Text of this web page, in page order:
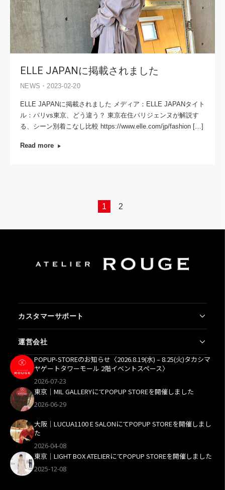
ELLE JAPANに掲載されました
NEWS・2023-02-20
ELLE JAPANに掲載されました メディア：ELLE JAPANタイト
ル：パリvs東京、どう違う？ 東京在住パリジェンヌが解説す
る、シーン別着こなし比較 https://www.elle.com/jp/fashion […]
Read more
1 2
カスタマーサポート
お問い合わせ
マイページ
運営会社
利用規約
プライバシーポリシー
特定商取引法に基づく表記
会社概要
POPUP-STOREのお知らせ〈2026.8.19(水) – 8.25(火)タカシマ
ヤゲートタワーモール 2階イベントスペース〉
2026-07-23
東京｜MIL GALLERYにてPOPUP STOREを開催しました
2026-06-29
大阪｜LUCUA1100 E SALONにてPOPUP STOREを開催しまし
た
2026-04-08
東京｜LIGHT BOX ATELIERにてPOPUP STOREを開催しました
2025-12-08